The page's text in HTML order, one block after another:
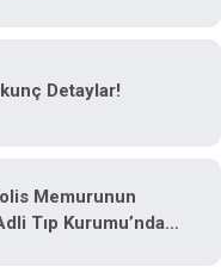
Detaylar!
Memurunun
Tıp Kurumu’ndan